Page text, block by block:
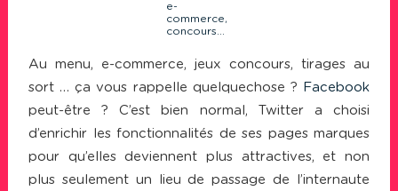
e-
commerce,
concours...
Au menu, e-commerce, jeux concours, tirages au
sort … ça vous rappelle quelquechose ? Facebook
peut-être ? C’est bien normal, Twitter a choisi
d’enrichir les fonctionnalités de ses pages marques
pour qu’elles deviennent plus attractives, et non
plus seulement un lieu de passage de l’internaute